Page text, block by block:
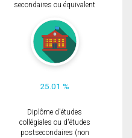
secondaires ou équivalent
25.01 %
Diplôme d'études
collégiales ou d'études
postsecondaires (non